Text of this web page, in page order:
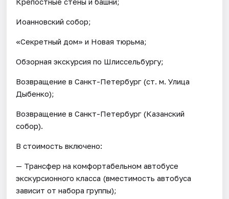
Иоанновский собор;
«Секретный дом» и Новая тюрьма;
Обзорная экскурсия по Шлиссельбургу;
Возвращение в Санкт-Петербург (ст. м. Улица
Дыбенко);
Возвращение в Санкт-Петербург (Казанский
собор).
В стоимость включено:
— Трансфер на комфортабельном автобусе
экскурсионного класса (вместимость автобуса
зависит от набора группы);